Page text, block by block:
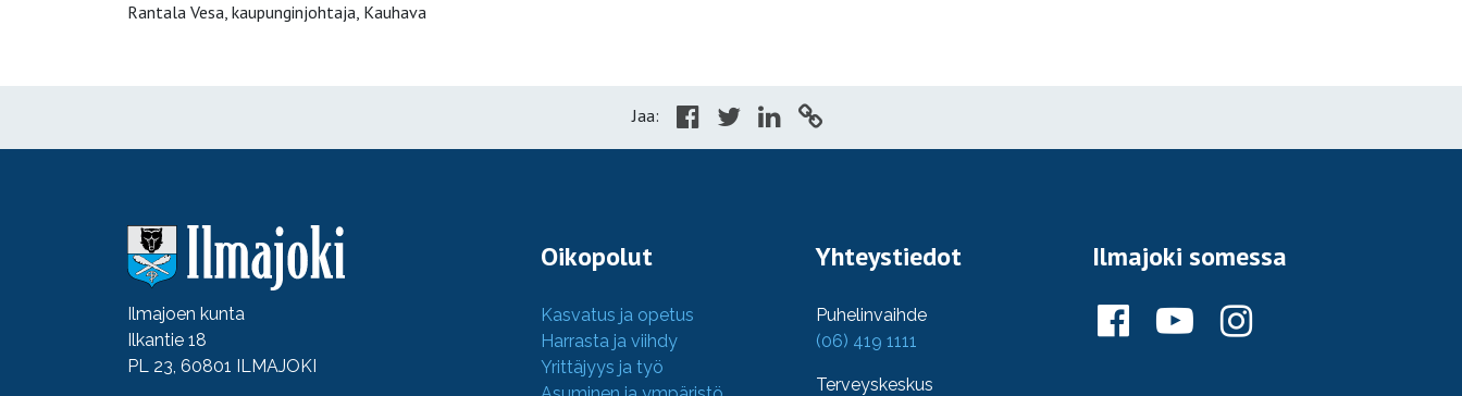
Rantala Vesa, kaupunginjohtaja, Kauhava
Jaa:
Ilmajoen kunta
Ilkantie 18
PL 23, 60801 ILMAJOKI
Oikopolut
Kasvatus ja opetus
Harrasta ja viihdy
Yrittäjyys ja työ
Yhteystiedot
Puhelinvaihde
(06) 419 1111
Terveyskeskus
Ilmajoki somessa